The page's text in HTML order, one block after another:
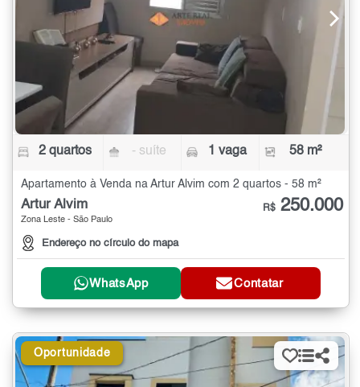
2 quartos - suíte 1 vaga 58 m²
Apartamento à Venda na Artur Alvim com 2 quartos - 58 m²
Artur Alvim
Zona Leste - São Paulo
Endereço no círculo do mapa
R$ 250.000
WhatsApp Contatar
Oportunidade